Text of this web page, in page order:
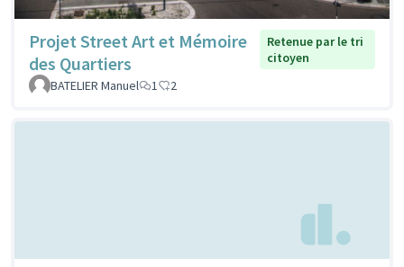
Projet Street Art et Mémoire
des Quartiers
Retenue par le tri
citoyen
BATELIER Manuel
1 2